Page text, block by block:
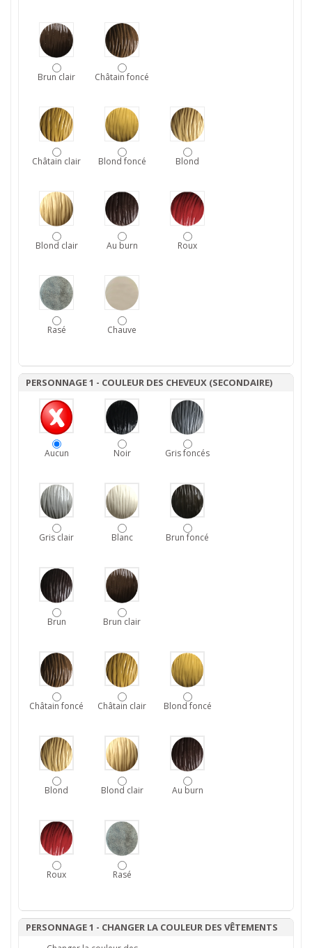
Brun clair Châtain foncé
Châtain clair Blond foncé Blond
Blond clair Au burn Roux
Rasé Chauve
PERSONNAGE 1 - COULEUR DES CHEVEUX (SECONDAIRE)
Aucun Noir Gris foncés
Gris clair Blanc Brun foncé
Brun Brun clair
Châtain foncé Châtain clair Blond foncé
Blond Blond clair Au burn
Roux Rasé
PERSONNAGE 1 - CHANGER LA COULEUR DES VÊTEMENTS